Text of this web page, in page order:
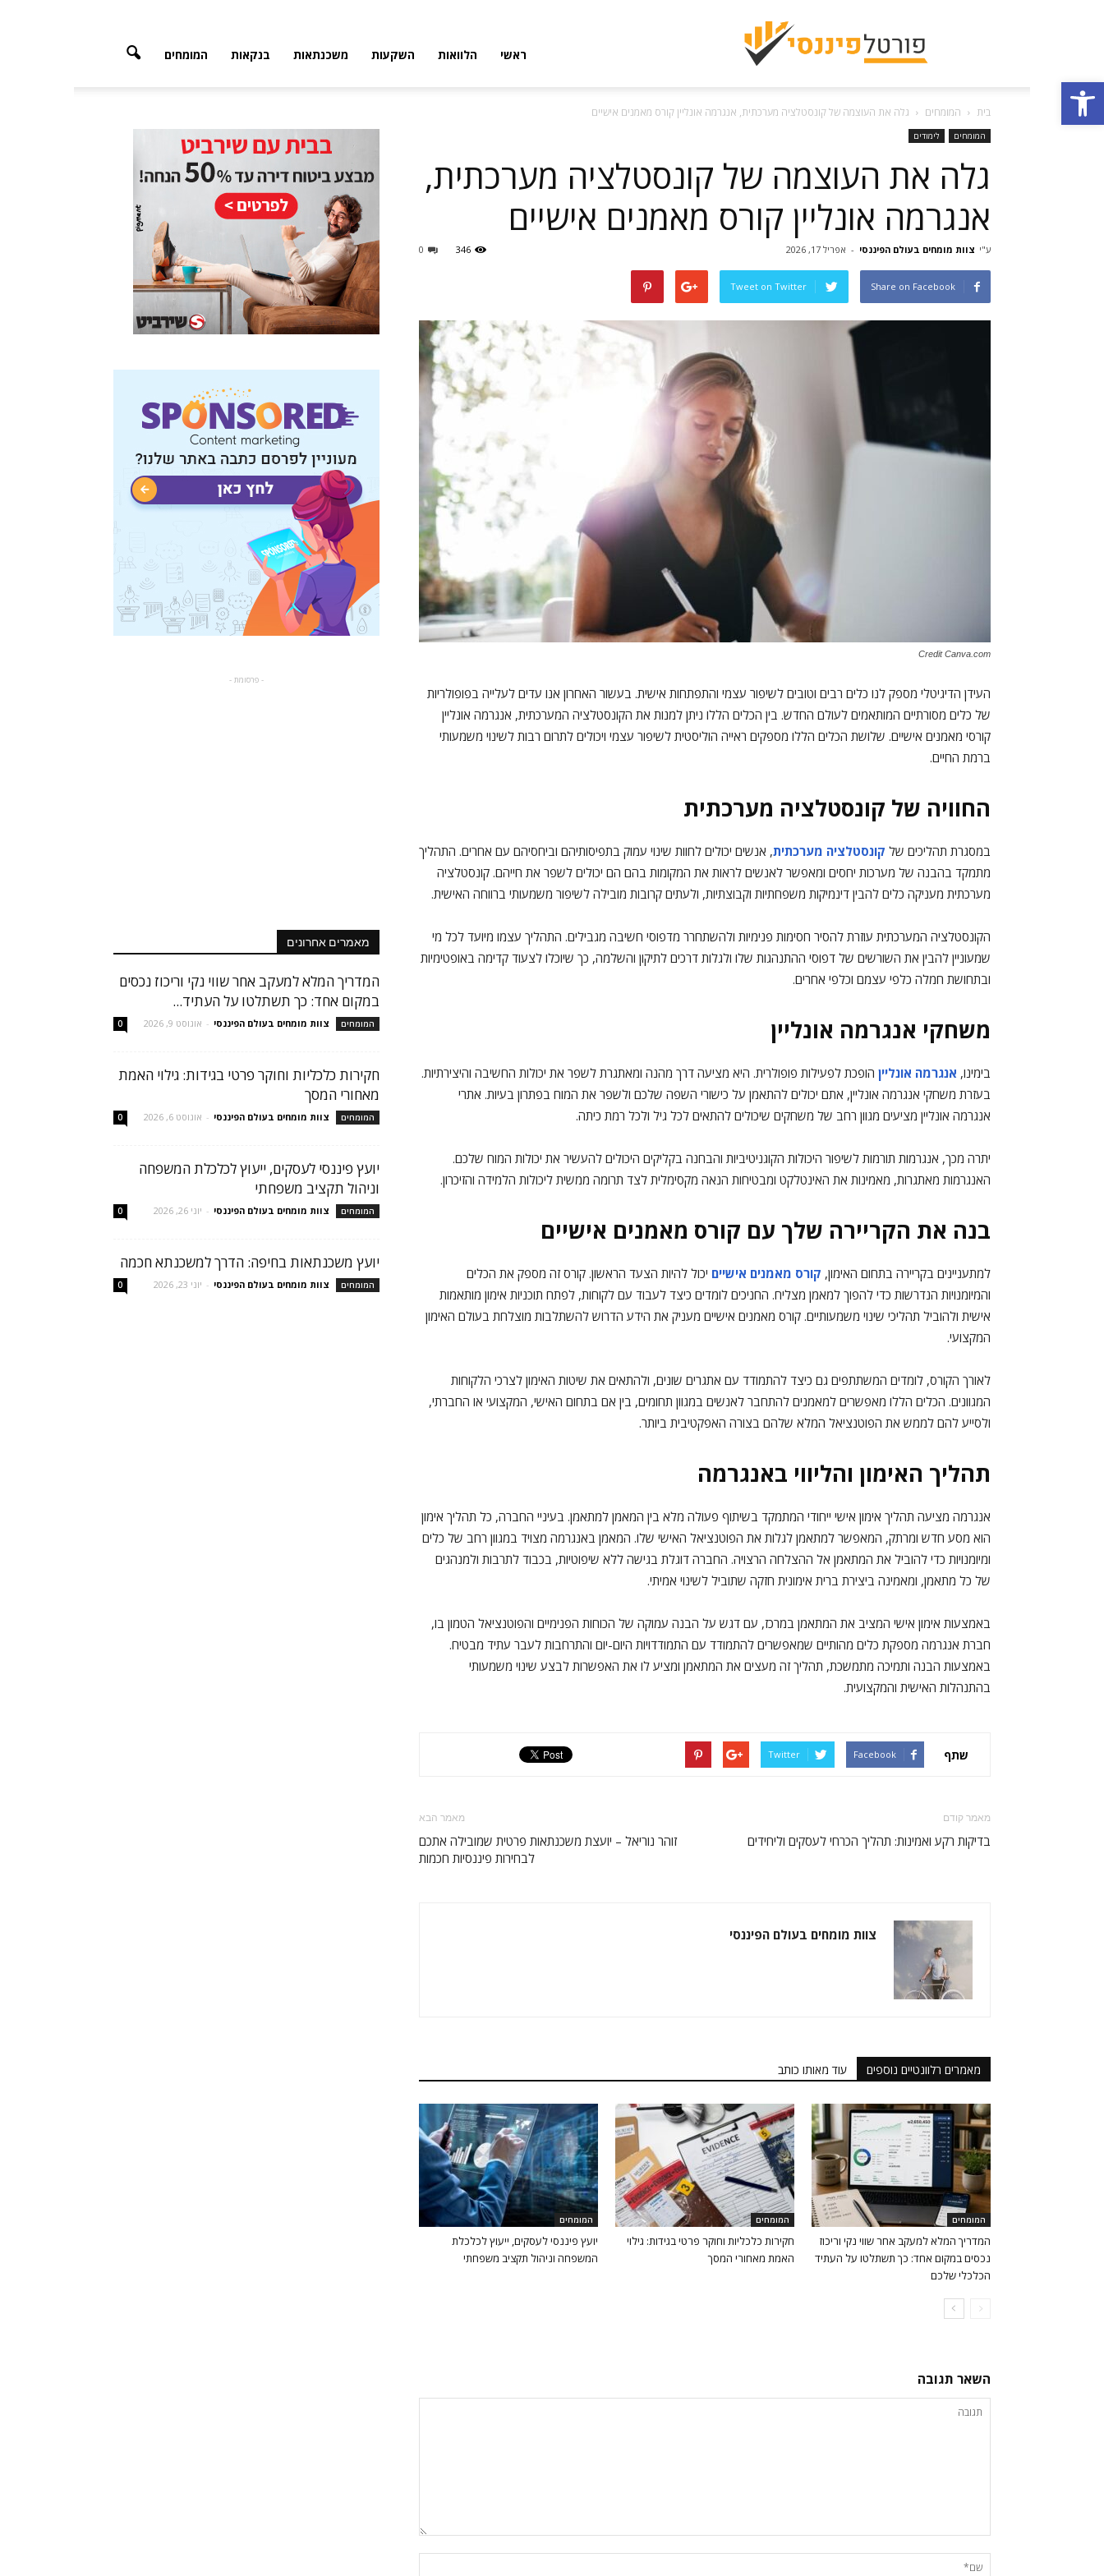
פתח סרגל נגישות
ראשי הלוואות השקעות משכנתאות בנקאות המומחים
בית המומחים גלה את העוצמה של קונסטלציה מערכתית, אנגרמה אונליין קורס מאמנים אישיים
המומחים לימודים
גלה את העוצמה של קונסטלציה מערכתית,
אנגרמה אונליין קורס מאמנים אישיים
ע"י צוות מומחים בעולם הפיננסי - אפריל 17, 2026 0 346
Share on Facebook
Tweet on Twitter
Credit Canva.com
העידן הדיגיטלי מספק לנו כלים רבים וטובים לשיפור עצמי והתפתחות אישית. בעשור האחרון אנו עדים לעלייה בפופולריות
של כלים מסורתיים המותאמים לעולם החדש. בין הכלים הללו ניתן למנות את הקונסטלציה המערכתית, אנגרמה אונליין
קורסי מאמנים אישיים. שלושת הכלים הללו מספקים ראייה הוליסטית לשיפור עצמי ויכולים לתרום רבות לשינוי משמעותי
ברמת החיים.
החוויה של קונסטלציה מערכתית
במסגרת תהליכים של קונסטלציה מערכתית, אנשים יכולים לחוות שינוי עמוק בתפיסותיהם וביחסיהם עם אחרים. התהליך
מתמקד בהבנה של מערכות יחסים ומאפשר לאנשים לראות את המקומות בהם הם יכולים לשפר את חייהם. קונסטלציה
מערכתית מעניקה כלים להבין דינמיקות משפחתיות וקבוצתיות, ולעתים קרובות מובילה לשיפור משמעותי ברווחה האישית.
הקונסטלציה המערכתית עוזרת להסיר חסימות פנימיות ולהשתחרר מדפוסי חשיבה מגבילים. התהליך עצמו מיועד לכל מי
שמעוניין להבין את השורשים של דפוסי ההתנהגות שלו ולגלות דרכים לתיקון והשלמה, כך שיוכלו לצעוד קדימה באופטימיות
ובתחושת חמלה כלפי עצמם וכלפי אחרים.
משחקי אנגרמה אונליין
בימינו, אנגרמה אונליין הופכת לפעילות פופולרית. היא מציעה דרך מהנה ומאתגרת לשפר את יכולות החשיבה והיצירתיות.
בעזרת משחקי אנגרמה אונליין, אתם יכולים להתאמן על כישורי השפה שלכם ולשפר את המוח בפתרון בעיות. אתרי
אנגרמה אונליין מציעים מגוון רחב של משחקים שיכולים להתאים לכל גיל ולכל רמת כיתה.
יתרה מכך, אנגרמות תורמות לשיפור היכולות הקוגניטיביות והבחנה בקליקים היכולים להעשיר את יכולות המוח שלכם.
האנגרמות מאתגרות, מאמינות את האינטלקט ומבטיחות הנאה מקסימלית לצד תרומה ממשית ליכולות הלמידה והזיכרון.
בנה את הקריירה שלך עם קורס מאמנים אישיים
למתעניינים בקריירה בתחום האימון, קורס מאמנים אישיים יכול להיות הצעד הראשון. קורס זה מספק את הכלים
והמיומנויות הנדרשות כדי להפוך למאמן מצליח. החניכים לומדים כיצד לעבוד עם לקוחות, לפתח תוכניות אימון מותאמות
אישית ולהוביל תהליכי שינוי משמעותיים. קורס מאמנים אישיים מעניק את הידע הדרוש להשתלבות מוצלחת בעולם האימון
המקצועי.
לאורך הקורס, לומדים המשתתפים גם כיצד להתמודד עם אתגרים שונים, ולהתאים את שיטות האימון לצרכי הלקוחות
המגוונים. הכלים הללו מאפשרים למאמנים להתחבר לאנשים במגוון תחומים, בין אם בתחום האישי, המקצועי או החברתי,
ולסייע להם לממש את הפוטנציאל המלא שלהם בצורה האפקטיבית ביותר.
תהליך האימון והליווי באנגרמה
אנגרמה מציעה תהליך אימון אישי ייחודי המתמקד בשיתוף פעולה מלא בין המאמן למתאמן. בעיניי החברה, כל תהליך אימון
הוא מסע חדש ומרתק, המאפשר למתאמן לגלות את הפוטנציאל האישי שלו. המאמן באנגרמה מצויד במגוון רחב של כלים
ומיומנויות כדי להוביל את המתאמן אל ההצלחה הרצויה. החברה דוגלת בגישה ללא שיפוטיות, בכבוד לתרבות ולמנהגים
של כל מתאמן, ומאמינה ביצירת ברית אימונית חזקה שתוביל לשינוי אמיתי.
באמצעות אימון אישי המציב את המתאמן במרכז, עם דגש על הבנה עמוקה של הכוחות הפנימיים והפוטנציאל הטמון בו,
חברת אנגרמה מספקת כלים מהותיים שמאפשרים להתמודד עם התמודדויות היום-יום והתרחבות לעבר עתיד מבטיח.
באמצעות הבנה ותמיכה מתמשכת, תהליך זה מעצים את המתאמן ומציע לו את האפשרות לבצע שינוי משמעותי
בהתנהלות האישית והמקצועית.
שתף Facebook
Twitter
מאמר קודם
בדיקות רקע ואמינות: תהליך הכרחי לעסקים וליחידים
מאמר הבא
זוהר נוריאל – יועצת משכנתאות פרטית שמובילה אתכם
לבחירות פיננסיות חכמות
צוות מומחים בעולם הפיננסי
מאמרים רלוונטיים נוספים עוד מאותו כותב
המומחים
המדריך המלא למעקב אחר שווי נקי וריכוז
נכסים במקום אחד: כך תשתלטו על העתיד
הכלכלי שלכם
המומחים
חקירות כלכליות וחוקר פרטי בגידות: גילוי
האמת מאחורי המסך
המומחים
יועץ פיננסי לעסקים, ייעוץ לכלכלת
המשפחה וניהול תקציב משפחתי
השאר תגובה
- פרסומת -
מאמרים אחרונים
המדריך המלא למעקב אחר שווי נקי וריכוז נכסים
במקום אחד: כך תשתלטו על העתיד...
המומחים צוות מומחים בעולם הפיננסי - אוגוסט 9, 2026 0
חקירות כלכליות וחוקר פרטי בגידות: גילוי האמת
מאחורי המסך
המומחים צוות מומחים בעולם הפיננסי - אוגוסט 6, 2026 0
יועץ פיננסי לעסקים, ייעוץ לכלכלת המשפחה
וניהול תקציב משפחתי
המומחים צוות מומחים בעולם הפיננסי - יוני 26, 2026 0
יועץ משכנתאות בחיפה: הדרך למשכנתא חכמה
המומחים צוות מומחים בעולם הפיננסי - יוני 23, 2026 0